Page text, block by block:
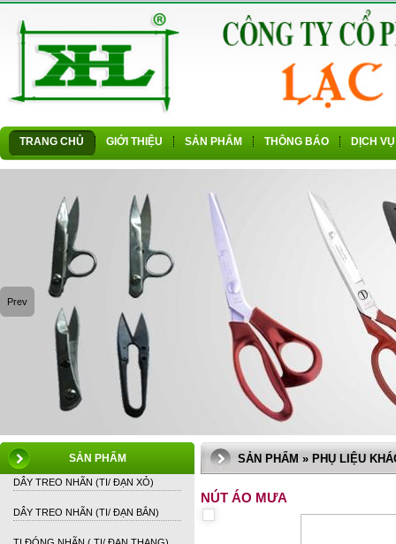
TRANG CHỦ GIỚI THIỆU SẢN PHẨM THÔNG BÁO DỊCH VỤ
Prev
SẢN PHẨM SẢN PHẨM » PHỤ LIỆU
DÂY TREO NHÃN (TI/ ĐẠN XỎ)
DÂY TREO NHÃN (TI/ ĐẠN BẮN)
NÚT ÁO MƯA